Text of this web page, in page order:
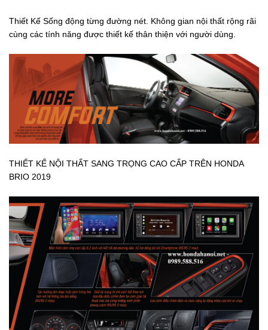
Thiết Kế Sống động từng đường nét. Không gian nội thất rộng rãi
cùng các tính năng được thiết kế thân thiện với người dùng.
THIẾT KẾ NỘI THẤT SANG TRỌNG CAO CẤP TRÊN HONDA
BRIO 2019